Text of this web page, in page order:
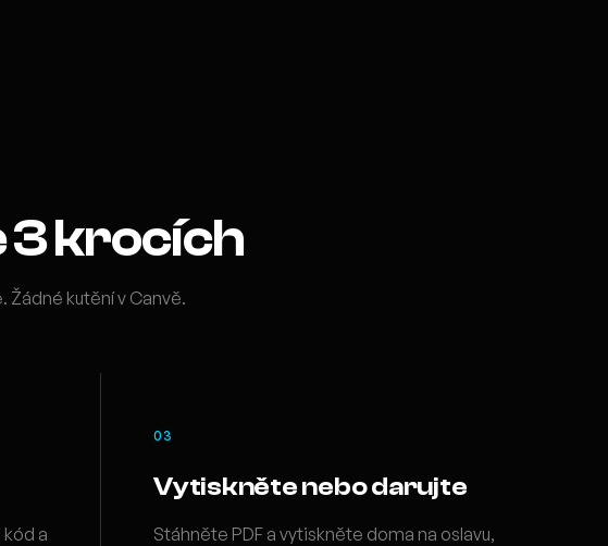
3 krocích
Žádné kutění v Canvě.
a
03
Vytiskněte nebo darujte
Stáhněte PDF a vytiskněte doma na oslavu,